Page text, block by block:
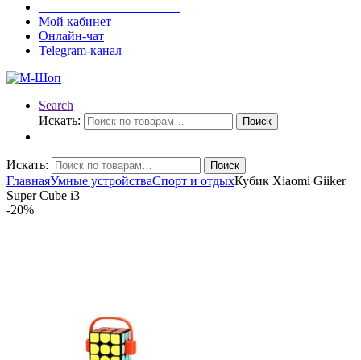
Мой кабинет
Онлайн-чат
Telegram-канал
Search
Искать:
Поиск
Искать: Поиск
ГлавнаяУмные устройстваСпорт и отдыхКубик Xiaomi Giiker
Super Cube i3
-20%